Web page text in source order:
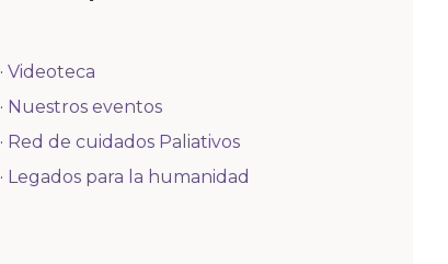
·Videoteca
· Nuestros eventos
· Red de cuidados Paliativos
· Legados para la humanidad